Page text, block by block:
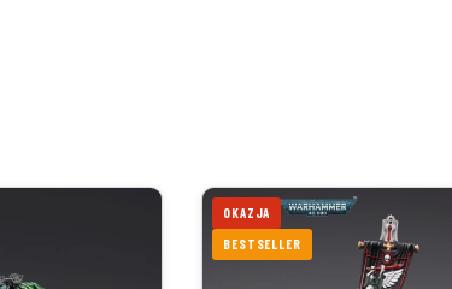
OKAZJA
BESTSELLER